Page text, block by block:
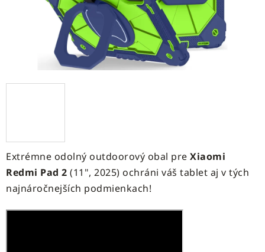
Extrémne odolný outdoorový obal pre Xiaomi
Redmi Pad 2 (11", 2025) ochráni váš tablet aj v tých
najnáročnejších podmienkach!